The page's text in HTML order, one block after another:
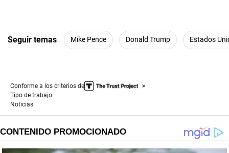
Seguir temas Mike Pence Donald Trump Estados
Conforme a los criterios de
Tipo de trabajo:
Noticias